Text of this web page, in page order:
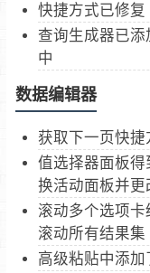
快捷方式已修复
查询生成器已
中
数据编辑器
获取下一页快捷
值选择器面板得
换活动面板并
滚动多个选项
滚动所有结果集
高级粘贴中添